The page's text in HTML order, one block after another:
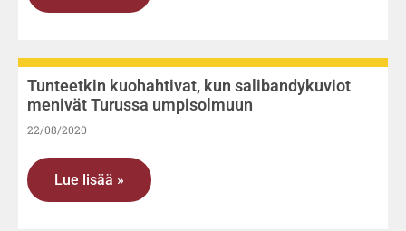
Tunteetkin kuohahtivat, kun salibandykuviot
menivät Turussa umpisolmuun
22/08/2020
Lue lisää »